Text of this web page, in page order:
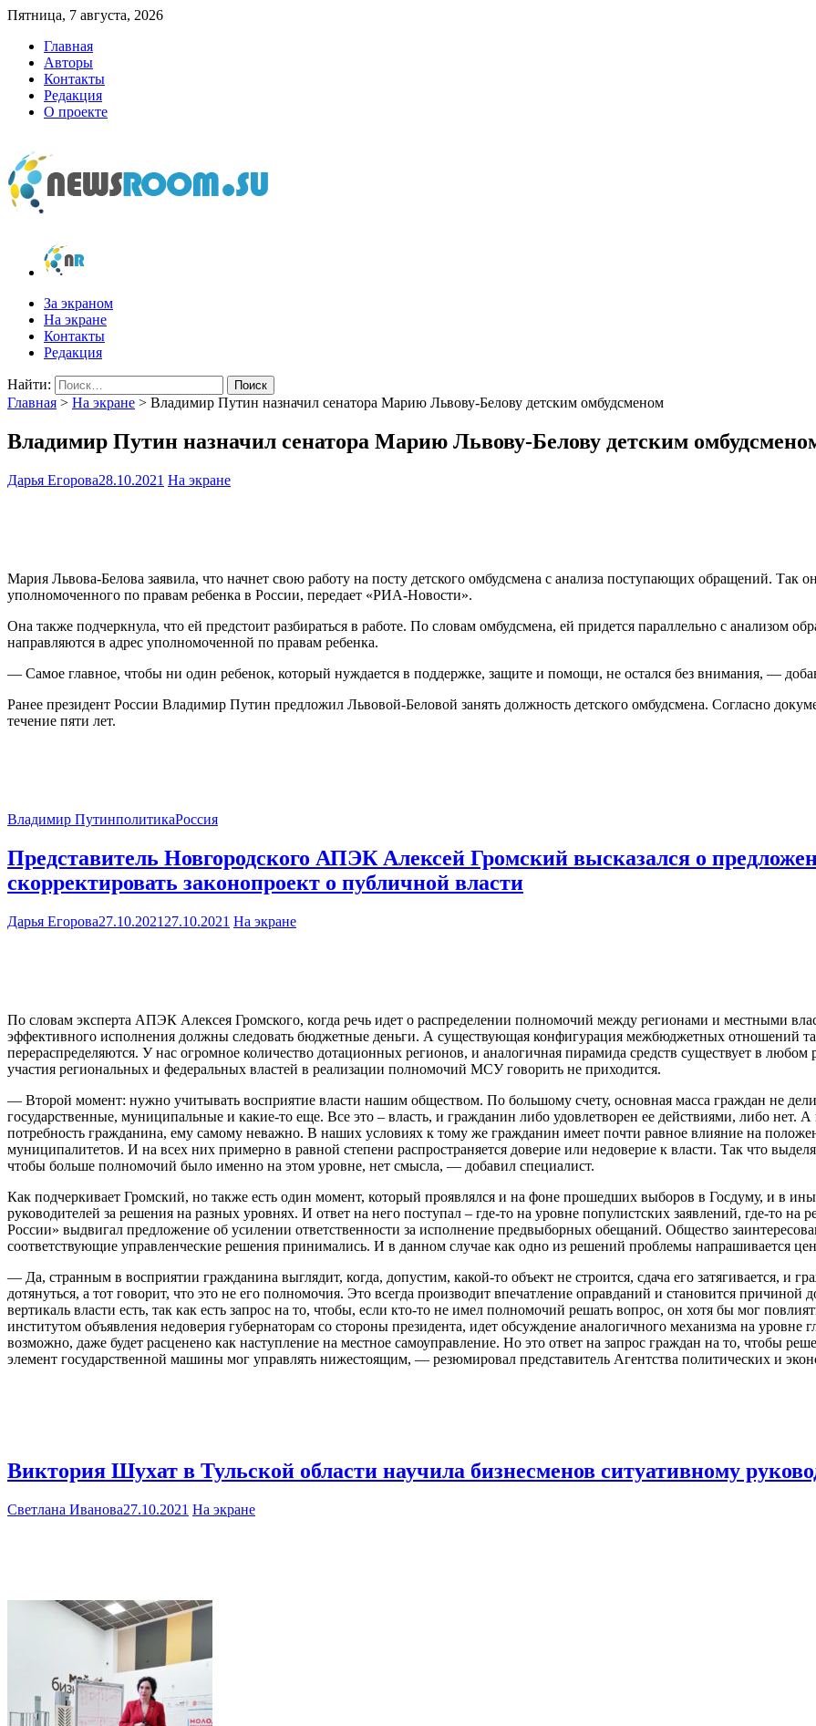
Пятница, 7 августа, 2026
Главная
Авторы
Контакты
Редакция
О проекте
newsroom.su
Новости о новостях
За экраном
На экране
Контакты
Редакция
Найти:
Главная > На экране > Владимир Путин назначил сенатора Марию Львову-Белову детским омбудсменом
Владимир Путин назначил сенатора Марию Львову-Белову детским
Дарья Егорова28.10.2021 На экране
Мария Львова-Белова заявила, что начнет свою работу на посту детского омбудсмена с анализа поступающих обращений. Так
уполномоченного по правам ребенка в России, передает «РИА-Новости».
Она также подчеркнула, что ей предстоит разбираться в работе. По словам омбудсмена, ей придется параллельно с анализом
направляются в адрес уполномоченной по правам ребенка.
— Самое главное, чтобы ни один ребенок, который нуждается в поддержке, защите и помощи, не остался без внимания, —
Ранее президент России Владимир Путин предложил Львовой-Беловой занять должность детского омбудсмена. Согласно
течение пяти лет.
Владимир ПутинполитикаРоссия
Представитель Новгородского АПЭК Алексей Громский высказался о
скорректировать законопроект о публичной власти
Дарья Егорова27.10.2021 27.10.2021 На экране
По словам эксперта АПЭК Алексея Громского, когда речь идет о распределении полномочий между регионами и местными
эффективного исполнения должны следовать бюджетные деньги. А существующая конфигурация межбюджетных отношений
перераспределяются. У нас огромное количество дотационных регионов, и аналогичная пирамида средств существует в
участия региональных и федеральных властей в реализации полномочий МСУ говорить не приходится.
— Второй момент: нужно учитывать восприятие власти нашим обществом. По большому счету, основная масса граждан не
государственные, муниципальные и какие-то еще. Все это – власть, и гражданин либо удовлетворен ее действиями, либо
потребность гражданина, ему самому неважно. В наших условиях к тому же гражданин имеет почти равное влияние на
муниципалитетов. И на всех них примерно в равной степени распространяется доверие или недоверие к власти. Так что
чтобы больше полномочий было именно на этом уровне, нет смысла, — добавил специалист.
Как подчеркивает Громский, но также есть один момент, который проявлялся и на фоне прошедших выборов в Госдуму, и в
руководителей за решения на разных уровнях. И ответ на него поступал – где-то на уровне популистских заявлений, где-то на
России» выдвигал предложение об усилении ответственности за исполнение предвыборных обещаний. Общество
соответствующие управленческие решения принимались. И в данном случае как одно из решений проблемы напрашивается
— Да, странным в восприятии гражданина выглядит, когда, допустим, какой-то объект не строится, сдача его затягивается, и
дотянуться, а тот говорит, что это не его полномочия. Это всегда производит впечатление оправданий и становится
вертикаль власти есть, так как есть запрос на то, чтобы, если кто-то не имел полномочий решать вопрос, он хотя бы мог
институтом объявления недоверия губернаторам со стороны президента, идет обсуждение аналогичного механизма на
возможно, даже будет расценено как наступление на местное самоуправление. Но это ответ на запрос граждан на то, чтобы
элемент государственной машины мог управлять нижестоящим, — резюмировал представитель Агентства политических и
Виктория Шухат в Тульской области научила бизнесменов ситуативному
Светлана Иванова27.10.2021 На экране